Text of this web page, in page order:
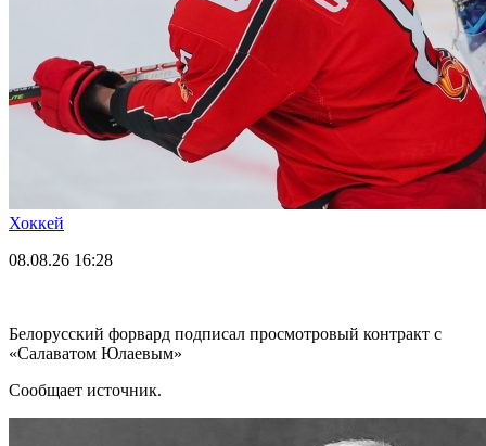
Хоккей
08.08.26 16:28
Белорусский форвард подписал просмотровый контракт с
«Салаватом Юлаевым»
Сообщает источник.